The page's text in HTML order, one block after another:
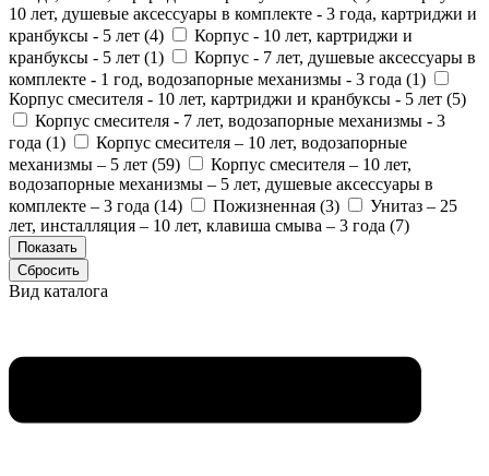
10 лет, душевые аксессуары в комплекте - 3 года, картриджи и
кранбуксы - 5 лет (4)
Корпус - 10 лет, картриджи и
кранбуксы - 5 лет (1)
Корпус - 7 лет, душевые аксессуары в
комплекте - 1 год, водозапорные механизмы - 3 года (1)
Корпус смесителя - 10 лет, картриджи и кранбуксы - 5 лет (5)
Корпус смесителя - 7 лет, водозапорные механизмы - 3
года (1)
Корпус смесителя – 10 лет, водозапорные
механизмы – 5 лет (59)
Корпус смесителя – 10 лет,
водозапорные механизмы – 5 лет, душевые аксессуары в
комплекте – 3 года (14) Пожизненная (3)
Унитаз – 25
лет, инсталляция – 10 лет, клавиша смыва – 3 года (7)
Вид каталога